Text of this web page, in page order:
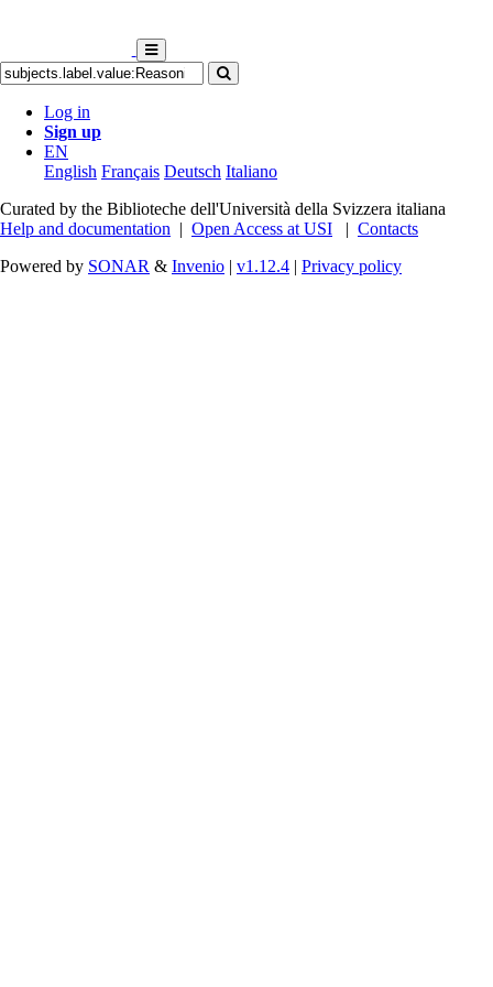
Log in
Sign up
EN
English Français Deutsch Italiano
Curated by the Biblioteche dell'Università della Svizzera italiana
Help and documentation | Open Access at USI | Contacts
Powered by SONAR & Invenio | v1.12.4 | Privacy policy